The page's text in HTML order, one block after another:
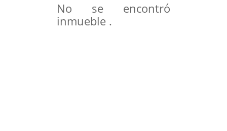
No se encontró
inmueble .